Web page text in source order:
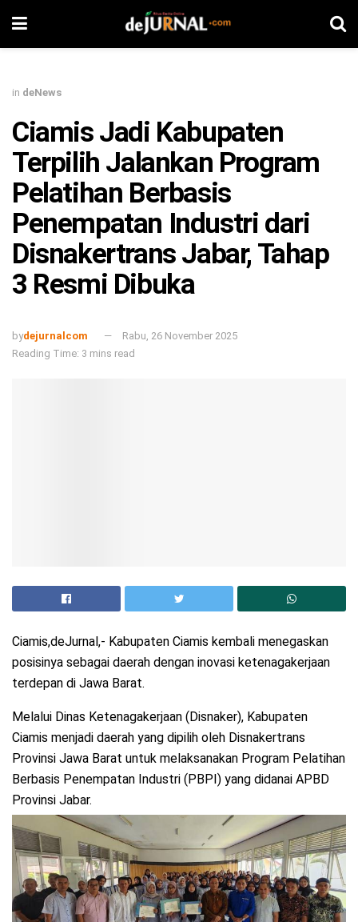
in deNews
Ciamis Jadi Kabupaten
Terpilih Jalankan Program
Pelatihan Berbasis
Penempatan Industri dari
Disnakertrans Jabar, Tahap
3 Resmi Dibuka
bydejurnalcom
Rabu, 26 November 2025
Reading Time: 3 mins read
Ciamis,deJurnal,- Kabupaten Ciamis kembali menegaskan
posisinya sebagai daerah dengan inovasi ketenagakerjaan
terdepan di Jawa Barat.
Melalui Dinas Ketenagakerjaan (Disnaker), Kabupaten
Ciamis menjadi daerah yang dipilih oleh Disnakertrans
Provinsi Jawa Barat untuk melaksanakan Program Pelatihan
Berbasis Penempatan Industri (PBPI) yang didanai APBD
Provinsi Jabar.